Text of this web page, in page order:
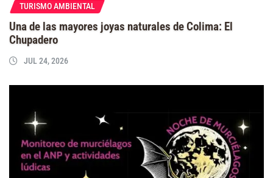
TURISMO AMBIENTAL
Una de las mayores joyas naturales de Colima: El
Chupadero
JUL 24, 2026